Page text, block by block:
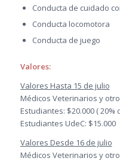
Conducta de cuidado
Conducta locomotora
Conducta de juego
Valores:
Valores Hasta 15 de julio
Médicos Veterinarios y
Estudiantes: $20.000 ( 20%
Estudiantes UdeC: $15.000
Valores Desde 16 de julio
Médicos Veterinarios y